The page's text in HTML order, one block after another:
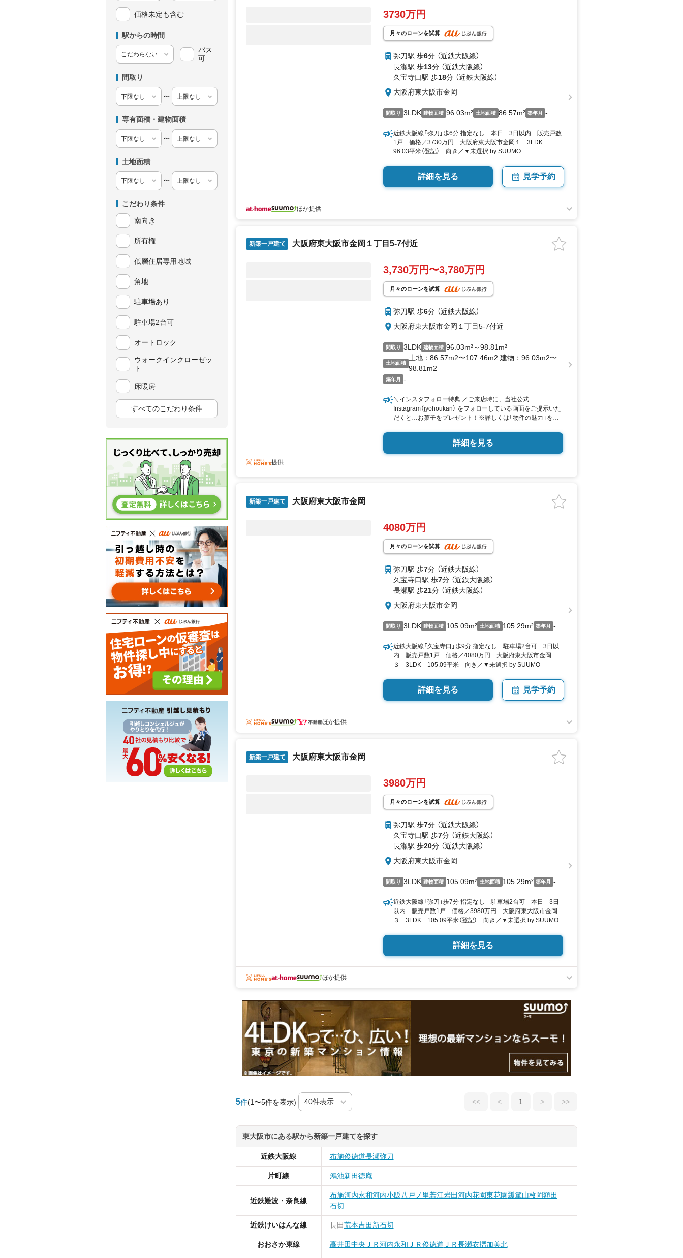
価格未定も含む
駅からの時間
バス
可
間取り
〜
専有面積・建物面積
〜
土地面積
〜
こだわり条件
南向き
所有権
低層住居専用地域
角地
駐車場あり
駐車場2台可
オートロック
ウォークインクローゼッ
ト
床暖房
すべてのこだわり条件
3730万円
月々のローンを試算
弥刀駅 歩6分 （近鉄大阪線）
長瀬駅 歩13分 （近鉄大阪線）
久宝寺口駅 歩18分 （近鉄大阪線）
大阪府東大阪市金岡
間取り 3LDK 建物面積 96.03m² 土地面積 86.57m² 築年月 -
近鉄大阪線「弥刀」歩6分 指定なし 本日 3日以内 販売戸数
1戸 価格／3730万円 大阪府東大阪市金岡１ 3LDK
96.03平米（登記） 向き／▼未選択 by SUUMO
詳細を見る 見学予約
ほか提供
新築一戸建て 大阪府東大阪市金岡１丁目5-7付近
3,730万円〜3,780万円
月々のローンを試算
弥刀駅 歩6分 （近鉄大阪線）
大阪府東大阪市金岡１丁目5-7付近
間取り 3LDK 建物面積 96.03m²～98.81m²
土地面積
土地：86.57m2〜107.46m2 建物：96.03m2〜
98.81m2
築年月 -
＼インスタフォロー特典 ／ご来店時に、当社公式
Instagram（jyohoukan） をフォローしている画面をご提示いた
だくと…お菓子をプレゼント！※詳しくは「物件の魅力」をご
る、理想の暮らしがここに！ ■広々とした敷地に、あなた
の“理想の住まい”をカタチに。
詳細を見る
提供
新築一戸建て 大阪府東大阪市金岡
4080万円
月々のローンを試算
弥刀駅 歩7分 （近鉄大阪線）
久宝寺口駅 歩7分 （近鉄大阪線）
長瀬駅 歩21分 （近鉄大阪線）
大阪府東大阪市金岡
間取り 3LDK 建物面積 105.09m² 土地面積 105.29m² 築年月 -
近鉄大阪線「久宝寺口」歩9分 指定なし 駐車場2台可 3日以
内 販売戸数1戸 価格／4080万円 大阪府東大阪市金岡
３ 3LDK 105.09平米 向き／▼未選択 by SUUMO
詳細を見る 見学予約
ほか提供
新築一戸建て 大阪府東大阪市金岡
3980万円
月々のローンを試算
弥刀駅 歩7分 （近鉄大阪線）
久宝寺口駅 歩7分 （近鉄大阪線）
長瀬駅 歩20分 （近鉄大阪線）
大阪府東大阪市金岡
間取り 3LDK 建物面積 105.09m² 土地面積 105.29m² 築年月 -
近鉄大阪線「弥刀」歩7分 指定なし 駐車場2台可 本日 3日
以内 販売戸数1戸 価格／3980万円 大阪府東大阪市金岡
３ 3LDK 105.09平米（登記） 向き／▼未選択 by SUUMO
詳細を見る
ほか提供
5件(1〜5件を表示) << < 1 > >>
東大阪市にある駅から新築一戸建てを探す
近鉄大阪線 布施俊徳道長瀬弥刀
片町線 鴻池新田徳庵
近鉄難波・奈良線
布施河内永和河内小阪 八戸ノ里若江岩田河内花園東花園瓢箪山枚岡額田
石切
近鉄けいはんな線 長田荒本吉田 新石切
おおさか東線 高井田中央 ＪＲ河内永和 ＪＲ俊徳道 ＪＲ長瀬衣摺加美北